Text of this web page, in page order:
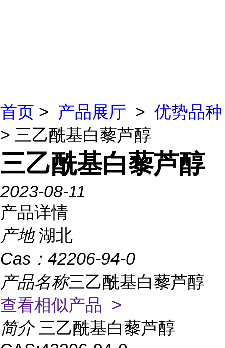
首页 > 产品展厅 > 优势品种
> 三乙酰基白藜芦醇
三乙酰基白藜芦醇
2023-08-11
产品详情
产地 湖北
Cas： 42206-94-0
产品名称三乙酰基白藜芦醇
查看相似产品 >
简介 三乙酰基白藜芦醇